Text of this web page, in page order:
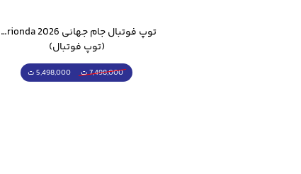
توپ فوتبال جام جهانی 2026 Trionda مشابه اورجینال
(توپ فوتبال)
7,498,000 ت 5,498,000 ت